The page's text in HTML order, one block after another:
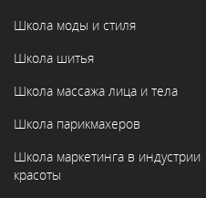
Школа моды и стиля
Школа шитья
Школа массажа лица и тела
Школа парикмахеров
Школа маркетинга в индустрии
красоты